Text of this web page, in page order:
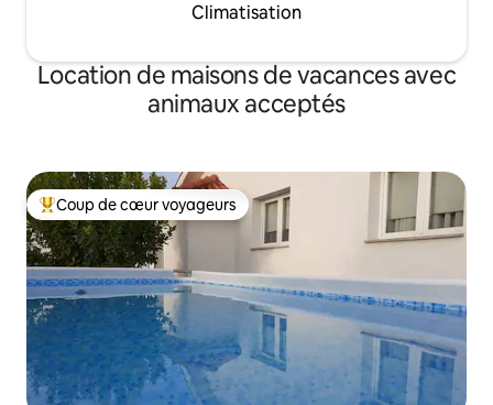
Climatisation
Location de maisons de vacances avec
animaux acceptés
Coups de cœur voyageurs les plus appréciés
Coup de cœur voyageurs